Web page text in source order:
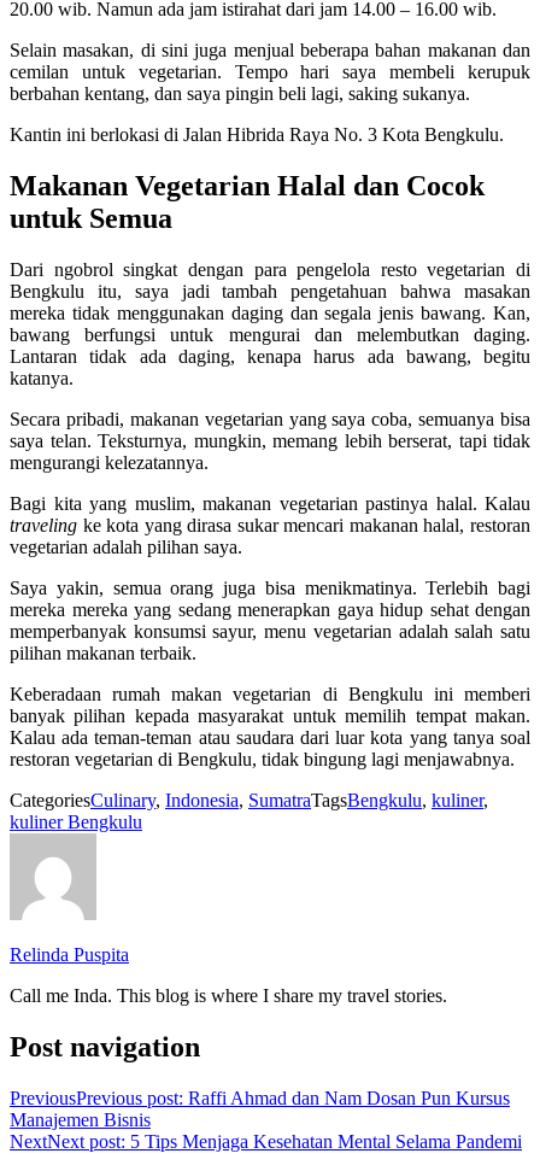
20.00 wib. Namun ada jam istirahat dari jam 14.00 – 16.00 wib.
Selain masakan, di sini juga menjual beberapa bahan makanan dan
cemilan untuk vegetarian. Tempo hari saya membeli kerupuk
berbahan kentang, dan saya pingin beli lagi, saking sukanya.
Kantin ini berlokasi di Jalan Hibrida Raya No. 3 Kota Bengkulu.
Makanan Vegetarian Halal dan Cocok
untuk Semua
Dari ngobrol singkat dengan para pengelola resto vegetarian di
Bengkulu itu, saya jadi tambah pengetahuan bahwa masakan
mereka tidak menggunakan daging dan segala jenis bawang. Kan,
bawang berfungsi untuk mengurai dan melembutkan daging.
Lantaran tidak ada daging, kenapa harus ada bawang, begitu
katanya.
Secara pribadi, makanan vegetarian yang saya coba, semuanya bisa
saya telan. Teksturnya, mungkin, memang lebih berserat, tapi tidak
mengurangi kelezatannya.
Bagi kita yang muslim, makanan vegetarian pastinya halal. Kalau
traveling ke kota yang dirasa sukar mencari makanan halal, restoran
vegetarian adalah pilihan saya.
Saya yakin, semua orang juga bisa menikmatinya. Terlebih bagi
mereka mereka yang sedang menerapkan gaya hidup sehat dengan
memperbanyak konsumsi sayur, menu vegetarian adalah salah satu
pilihan makanan terbaik.
Keberadaan rumah makan vegetarian di Bengkulu ini memberi
banyak pilihan kepada masyarakat untuk memilih tempat makan.
Kalau ada teman-teman atau saudara dari luar kota yang tanya soal
restoran vegetarian di Bengkulu, tidak bingung lagi menjawabnya.
CategoriesCulinary, Indonesia, SumatraTagsBengkulu, kuliner,
kuliner Bengkulu
Relinda Puspita
Call me Inda. This blog is where I share my travel stories.
Post navigation
PreviousPrevious post: Raffi Ahmad dan Nam Dosan Pun Kursus
Manajemen Bisnis
NextNext post: 5 Tips Menjaga Kesehatan Mental Selama Pandemi